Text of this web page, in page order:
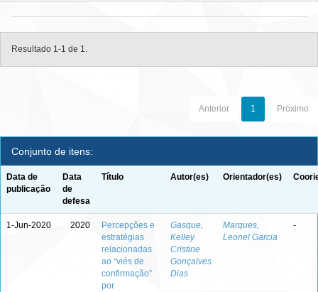
Resultado 1-1 de 1.
Anterior 1 Próximo
Conjunto de itens:
Data de
publicação
Data
de
defesa
Título Autor(es) Orientador(es)
1-Jun-2020 2020
Percepções e
estratégias
relacionadas
ao “viés de
confirmação”
por
Gasque,
Kelley
Cristine
Gonçalves
Dias
Marques,
Leonel Garcia
-